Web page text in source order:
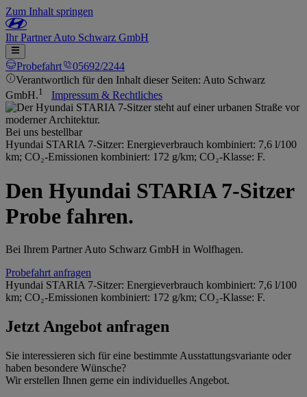
Zum Inhalt springen
IhrPartnerAuto Schwarz GmbH
Probefahrt
05692/2244
Verantwortlich für den Inhalt dieser Seiten: Auto Schwarz
GmbH.1 Impressum & Rechtliches
Bei uns bestellbar
Hyundai STARIA 7-Sitzer: Energieverbrauch kombiniert: 7,6 l/100
km; CO₂-Emissionen kombiniert: 172 g/km; CO₂-Klasse: F.
Den Hyundai STARIA 7-Sitzer
Probe fahren.
Bei Ihrem Partner Auto Schwarz GmbH in Wolfhagen.
Probefahrt anfragen
Hyundai STARIA 7-Sitzer: Energieverbrauch kombiniert: 7,6 l/100
km; CO₂-Emissionen kombiniert: 172 g/km; CO₂-Klasse: F.
Jetzt Angebot anfragen
Sie interessieren sich für eine bestimmte Ausstattungsvariante oder
haben besondere Wünsche?
Wir erstellen Ihnen gerne ein individuelles Angebot.